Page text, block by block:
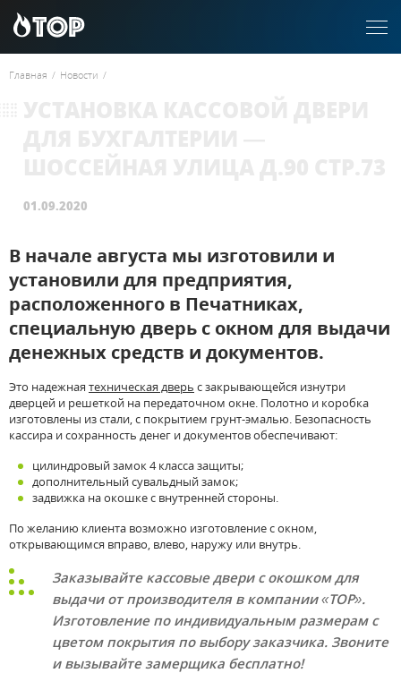
Главная / Новости /
01.09.2020
В начале августа мы изготовили и
установили для предприятия,
расположенного в Печатниках,
специальную дверь с окном для выдачи
денежных средств и документов.
Это надежная техническая дверь с закрывающейся изнутри
дверцей и решеткой на передаточном окне. Полотно и коробка
изготовлены из стали, с покрытием грунт-эмалью. Безопасность
кассира и сохранность денег и документов обеспечивают:
цилиндровый замок 4 класса защиты;
дополнительный сувальдный замок;
задвижка на окошке с внутренней стороны.
По желанию клиента возможно изготовление с окном,
открывающимся вправо, влево, наружу или внутрь.
Заказывайте кассовые двери с окошком для
выдачи от производителя в компании «ТОР».
Изготовление по индивидуальным размерам с
цветом покрытия по выбору заказчика. Звоните
и вызывайте замерщика бесплатно!